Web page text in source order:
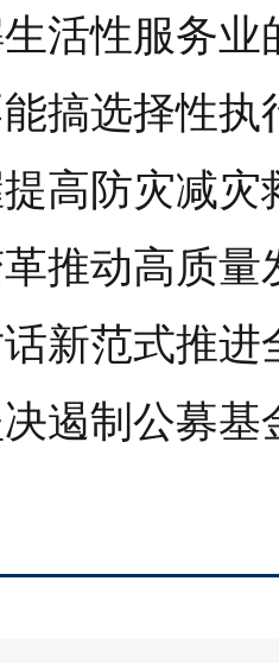
活性服务业
搞选择性执
高防灾减
推动高质量
新范式推
遏制公募